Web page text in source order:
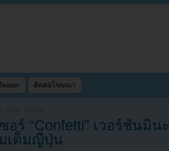
ติดต่อโฆษณา
KPOP YOUZAB
อร์ “Confetti” เวอร์ชันมินะ
เต็มญี่ปุ่น